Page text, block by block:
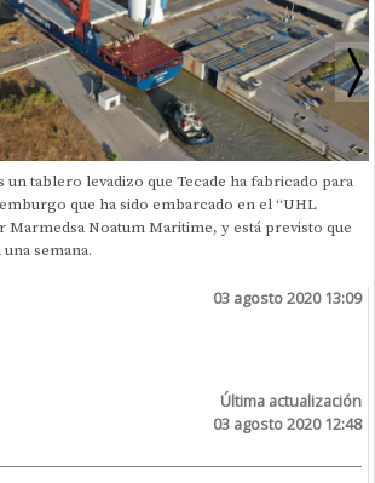
un tablero levadizo que Tecade ha fabricado para
que ha sido embarcado en el “UHL
Marmedsa Noatum Maritime, y está previsto que
semana.
03 agosto 2020 13:09
Última actualización
03 agosto 2020 12:48